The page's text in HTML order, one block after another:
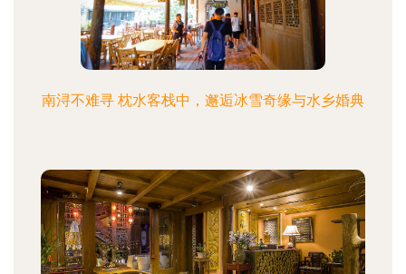
南浔不难寻 枕水客栈中，邂逅冰雪奇缘与水乡婚典